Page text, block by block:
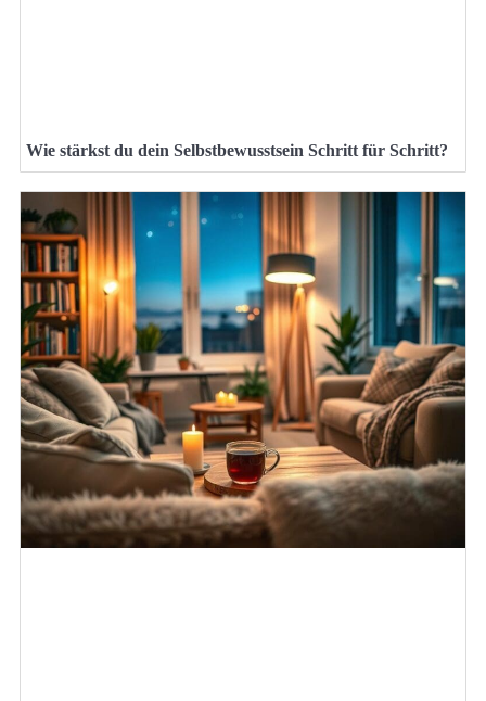
Wie stärkst du dein Selbstbewusstsein Schritt für Schritt?